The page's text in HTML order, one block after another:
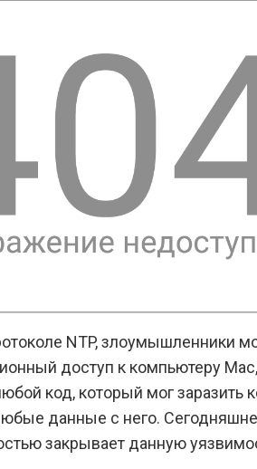
NTP, злоумышленники
доступ к компьютеру
код, который мог заразить
данные с него.
закрывает данную